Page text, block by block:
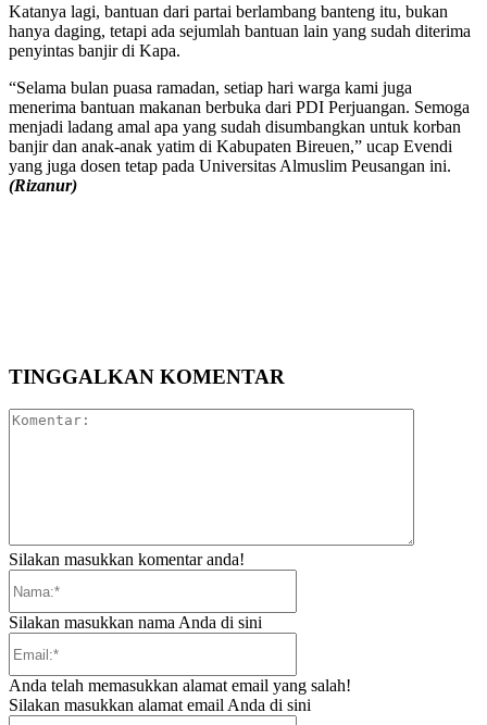
Katanya lagi, bantuan dari partai berlambang banteng itu, bukan
hanya daging, tetapi ada sejumlah bantuan lain yang sudah diterima
penyintas banjir di Kapa.
“Selama bulan puasa ramadan, setiap hari warga kami juga
menerima bantuan makanan berbuka dari PDI Perjuangan. Semoga
menjadi ladang amal apa yang sudah disumbangkan untuk korban
banjir dan anak-anak yatim di Kabupaten Bireuen,” ucap Evendi
yang juga dosen tetap pada Universitas Almuslim Peusangan ini.
(Rizanur)
TINGGALKAN KOMENTAR
Silakan masukkan komentar anda!
Silakan masukkan nama Anda di sini
Anda telah memasukkan alamat email yang salah!
Silakan masukkan alamat email Anda di sini